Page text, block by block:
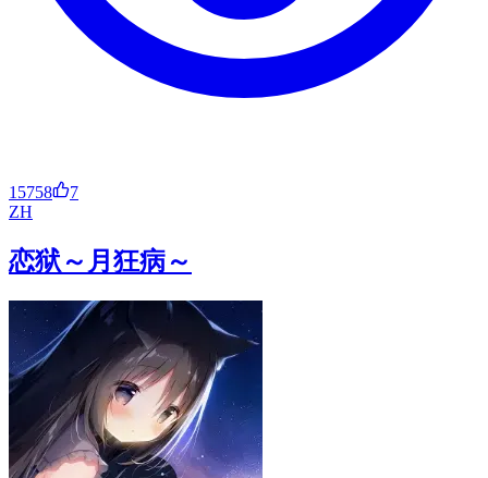
15758
7
ZH
恋狱～月狂病～